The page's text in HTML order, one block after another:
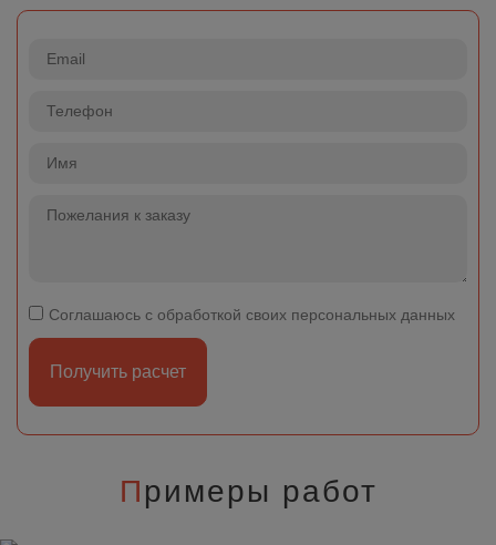
Соглашаюсь с обработкой своих персональных данных
Получить расчет
Примеры работ